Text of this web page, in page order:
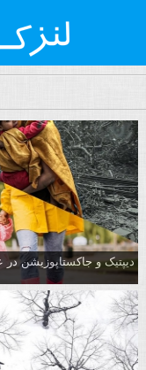
دیپتیک و جاکستا‌پوزیشن